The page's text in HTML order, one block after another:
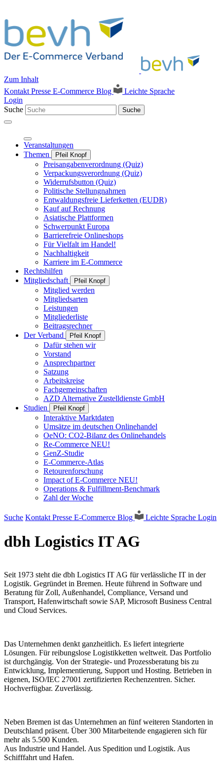
Zum Inhalt
Kontakt Presse E-Commerce Blog
Leichte Sprache
Login
Suche
Suche
Veranstaltungen
Themen
Pfeil Knopf
Preisangabenverordnung (Quiz)
Verpackungsverordnung (Quiz)
Widerrufsbutton (Quiz)
Politische Stellungnahmen
Entwaldungsfreie Lieferketten (EUDR)
Kauf auf Rechnung
Asiatische Plattformen
Schwerpunkt Europa
Barrierefreie Onlineshops
Für Vielfalt im Handel!
Nachhaltigkeit
Karriere im E-Commerce
Rechtshilfen
Mitgliedschaft
Pfeil Knopf
Mitglied werden
Mitgliedsarten
Leistungen
Mitgliederliste
Beitragsrechner
Der Verband
Pfeil Knopf
Dafür stehen wir
Vorstand
Ansprechpartner
Satzung
Arbeitskreise
Fachgemeinschaften
AZD Alternative Zustelldienste GmbH
Studien
Pfeil Knopf
Interaktive Marktdaten
Umsätze im deutschen Onlinehandel
OeNO: CO2-Bilanz des Onlinehandels
Re-Commerce NEU!
GenZ-Studie
E-Commerce-Atlas
Retourenforschung
Impact of E-Commerce NEU!
Operations & Fulfillment-Benchmark
Zahl der Woche
Suche Kontakt Presse E-Commerce Blog Leichte Sprache Login
dbh Logistics IT AG
Seit 1973 steht die dbh Logistics IT AG für verlässliche IT in der
Logistik. Gegründet in Bremen. Heute führend in Software und
Beratung für Zoll, Außenhandel, Compliance, Versand und
Transport, Hafenwirtschaft sowie SAP, Microsoft Business Central
und Cloud Services.
Das Unternehmen denkt ganzheitlich. Es liefert integrierte
Lösungen. Für reibungslose Logistikketten weltweit. Das Portfolio
ist durchgängig. Von der Strategie- und Prozessberatung bis zu
Entwicklung, Implementierung, Support und Hosting. Betrieben in
eigenen, ISO/IEC 27001 zertifizierten Rechenzentren. Sicher.
Hochverfügbar. Zuverlässig.
Neben Bremen ist das Unternehmen an fünf weiteren Standorten in
Deutschland präsent. Über 300 Mitarbeitende engagieren sich für
mehr als 5.500 Kunden.
Aus Industrie und Handel. Aus Spedition und Logistik. Aus
Schifffahrt und Hafen.